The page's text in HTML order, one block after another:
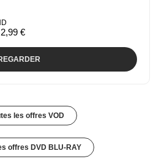
€
les offres VOD
offres DVD BLU-RAY